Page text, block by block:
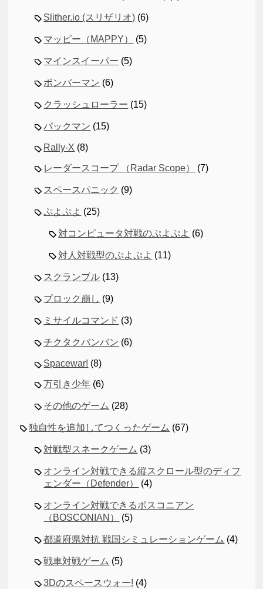
Slither.io (スリザリオ) (6)
マッピー（MAPPY） (5)
マインスイーパー (5)
ボンバーマン (6)
クラッシュローラー (15)
パックマン (15)
Rally-X (8)
レーダースコープ （Radar Scope） (7)
スペースパニック (9)
ぷよぷよ (25)
対コンピュータ対戦のぷよぷよ (6)
対人対戦型のぷよぷよ (11)
スクランブル (13)
ブロック崩し (9)
ミサイルコマンド (3)
チクタクバンバン (6)
Spacewar! (8)
万引き少年 (6)
その他のゲーム (28)
独自性を追加してつくったゲーム (67)
対戦型スネークゲーム (3)
オンライン対戦できる縦スクロール型のディフ
ェンダー（Defender）
(4)
オンライン対戦できるボスコニアン
（BOSCONIAN）
(5)
都道府県対抗 戦国シミュレーションゲーム (4)
戦車対戦ゲーム (5)
3Dのスペースウォー! (4)